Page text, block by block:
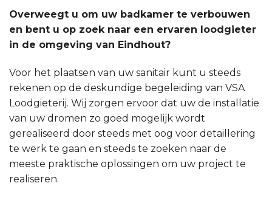
Overweegt u om uw badkamer te verbouwen
en bent u op zoek naar een ervaren loodgieter
in de omgeving van Eindhout?
Voor het plaatsen van uw sanitair kunt u steeds
rekenen op de deskundige begeleiding van VSA
Loodgieterij. Wij zorgen ervoor dat uw de installatie
van uw dromen zo goed mogelijk wordt
gerealiseerd door steeds met oog voor detaillering
te werk te gaan en steeds te zoeken naar de
meeste praktische oplossingen om uw project te
realiseren.